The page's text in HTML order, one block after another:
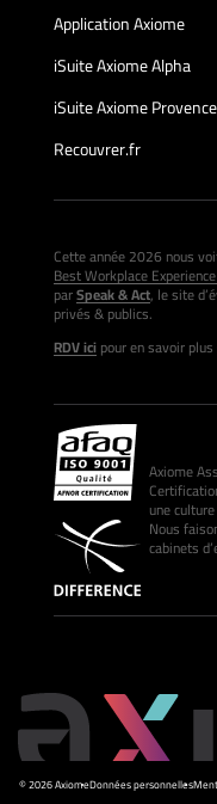
Application Axiome
iSuite Axiome Alpha
iSuite Axiome Provence
Recouvrer.fr
Cette année 2026 nous
Best Workplace
parSpeak & Act, le site
privés & publics.
RDV icipour en savoir
Axiome
une
Nous
cabinets
© 2026 AxiomeDonnées personnelles